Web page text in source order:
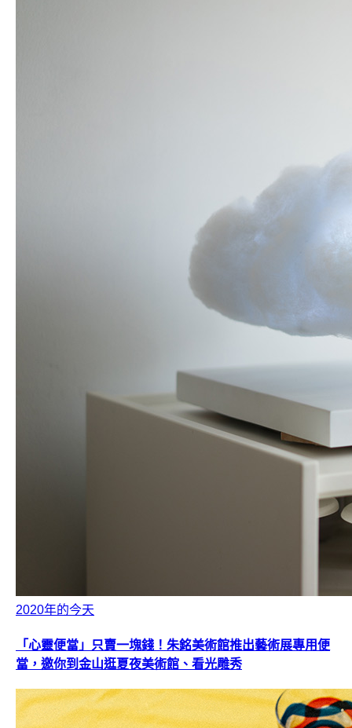
2020年的今天
「心靈便當」只賣一塊錢！朱銘美術館推出藝術展專用便
當，邀你到金山逛夏夜美術館、看光雕秀